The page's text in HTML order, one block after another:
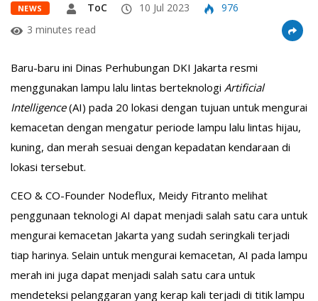
NEWS ToC 10 Jul 2023
976
3 minutes read
Baru-baru ini Dinas Perhubungan DKI Jakarta resmi
menggunakan lampu lalu lintas berteknologi Artificial
Intelligence(AI) pada 20 lokasi dengan tujuan untuk mengurai
kemacetan dengan mengatur periode lampu lalu lintas hijau,
kuning, dan merah sesuai dengan kepadatan kendaraan di
lokasi tersebut.
CEO & CO-Founder Nodeflux, Meidy Fitranto melihat
penggunaan teknologi AI dapat menjadi salah satu cara untuk
mengurai kemacetan Jakarta yang sudah seringkali terjadi
tiap harinya. Selain untuk mengurai kemacetan, AI pada lampu
merah ini juga dapat menjadi salah satu cara untuk
mendeteksi pelanggaran yang kerap kali terjadi di titik lampu